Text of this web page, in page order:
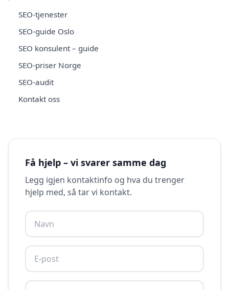
SEO-tjenester
SEO-guide Oslo
SEO konsulent – guide
SEO-priser Norge
SEO-audit
Kontakt oss
Få hjelp – vi svarer samme dag
Legg igjen kontaktinfo og hva du trenger
hjelp med, så tar vi kontakt.